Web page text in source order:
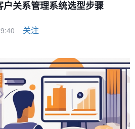
户关系管理系统选型步骤
关注